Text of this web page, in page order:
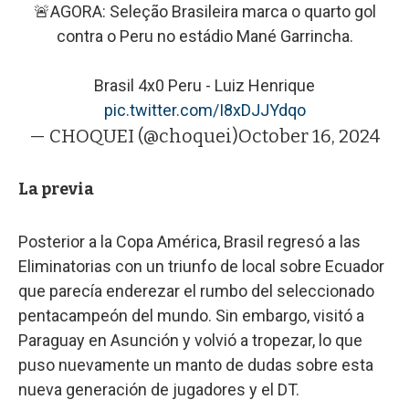
🚨AGORA: Seleção Brasileira marca o quarto gol
contra o Peru no estádio Mané Garrincha.
Brasil 4x0 Peru - Luiz Henrique
pic.twitter.com/I8xDJJYdqo
— CHOQUEI (@choquei)October 16, 2024
La previa
Posterior a la Copa América, Brasil regresó a las
Eliminatorias con un triunfo de local sobre Ecuador
que parecía enderezar el rumbo del seleccionado
pentacampeón del mundo. Sin embargo, visitó a
Paraguay en Asunción y volvió a tropezar, lo que
puso nuevamente un manto de dudas sobre esta
nueva generación de jugadores y el DT.